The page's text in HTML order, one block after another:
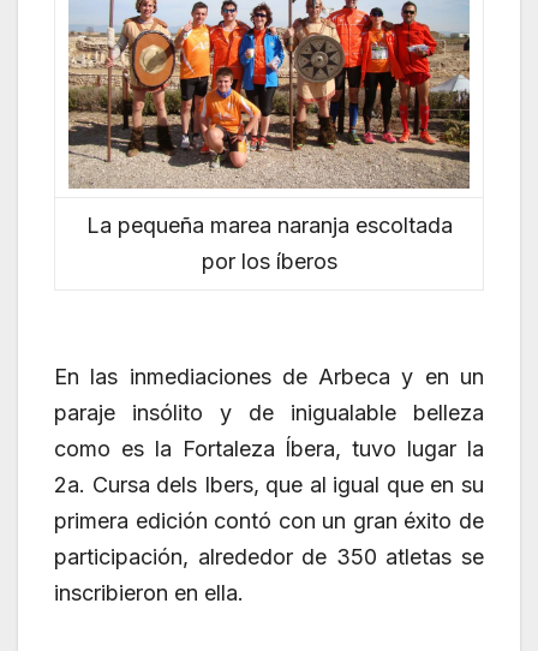
La pequeña marea naranja escoltada
por los íberos
En las inmediaciones de Arbeca y en un
paraje insólito y de inigualable belleza
como es la Fortaleza Íbera, tuvo lugar la
2a. Cursa dels Ibers, que al igual que en su
primera edición contó con un gran éxito de
participación, alrededor de 350 atletas se
inscribieron en ella.